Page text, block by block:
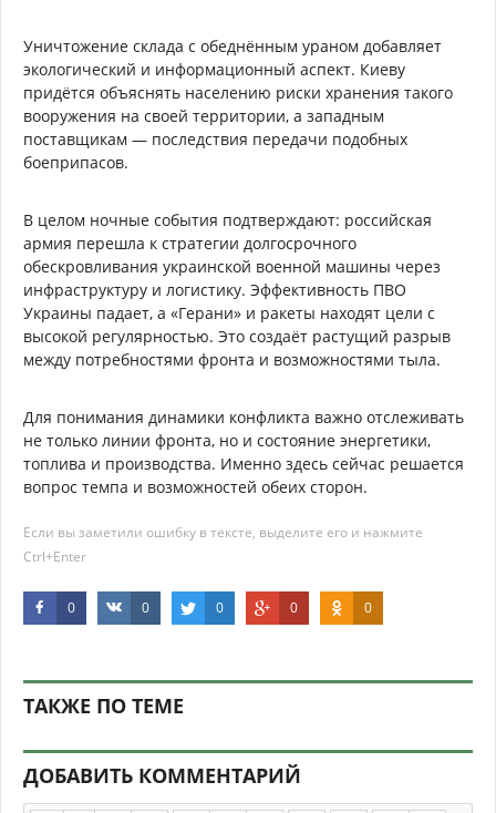
Уничтожение склада с обеднённым ураном добавляет
экологический и информационный аспект. Киеву
придётся объяснять населению риски хранения такого
вооружения на своей территории, а западным
поставщикам — последствия передачи подобных
боеприпасов.
В целом ночные события подтверждают: российская
армия перешла к стратегии долгосрочного
обескровливания украинской военной машины через
инфраструктуру и логистику. Эффективность ПВО
Украины падает, а «Герани» и ракеты находят цели с
высокой регулярностью. Это создаёт растущий разрыв
между потребностями фронта и возможностями тыла.
Для понимания динамики конфликта важно отслеживать
не только линии фронта, но и состояние энергетики,
топлива и производства. Именно здесь сейчас решается
вопрос темпа и возможностей обеих сторон.
Если вы заметили ошибку в тексте, выделите его и нажмите
Ctrl+Enter
0 0 0 0 0
ТАКЖЕ ПО ТЕМЕ
ДОБАВИТЬ КОММЕНТАРИЙ